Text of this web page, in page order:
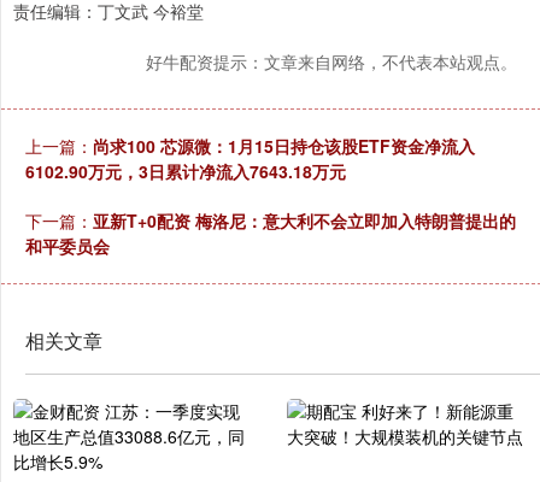
责任编辑：丁文武 今裕堂
好牛配资提示：文章来自网络，不代表本站观点。
上一篇： 尚求100 芯源微：1月15日持仓该股ETF资金净流入
6102.90万元，3日累计净流入7643.18万元
下一篇： 亚新T+0配资 梅洛尼：意大利不会立即加入特朗普提出的
和平委员会
相关文章